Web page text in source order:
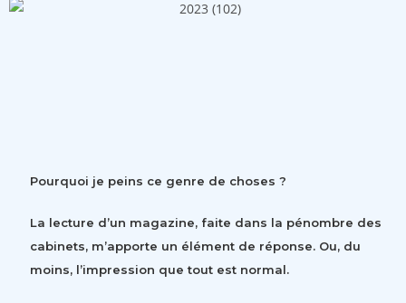
Pourquoi je peins ce genre de choses ?
La lecture d’un magazine, faite dans la pénombre des
cabinets, m’apporte un élément de réponse. Ou, du
moins, l’impression que tout est normal.